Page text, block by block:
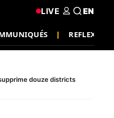
REFLEXION
LIVE EN
douze districts